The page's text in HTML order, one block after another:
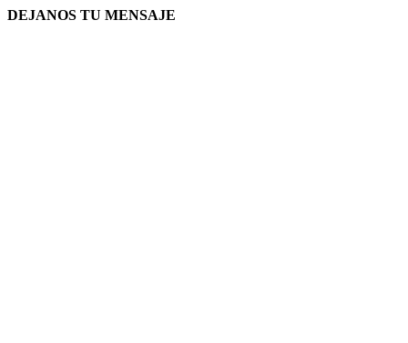
DEJANOS TU MENSAJE